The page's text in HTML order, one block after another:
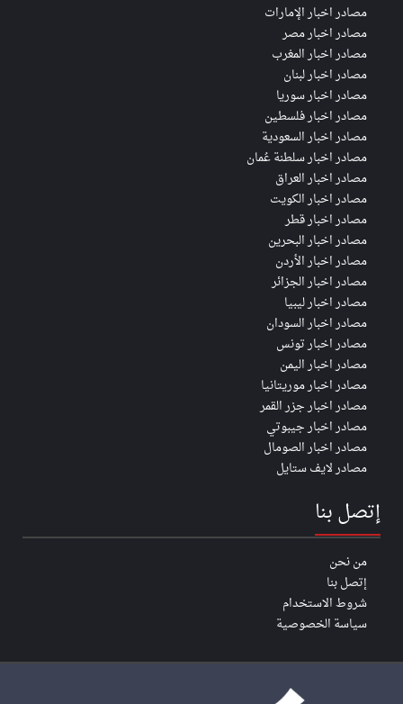
مصادر اخبار الإمارات
مصادر اخبار مصر
مصادر اخبار المغرب
مصادر اخبار لبنان
مصادر اخبار سوريا
مصادر اخبار فلسطين
مصادر اخبار السعودية
مصادر اخبار سلطنة عُمان
مصادر اخبار العراق
مصادر اخبار الكويت
مصادر اخبار قطر
مصادر اخبار البحرين
مصادر اخبار الأردن
مصادر اخبار الجزائر
مصادر اخبار ليبيا
مصادر اخبار السودان
مصادر اخبار تونس
مصادر اخبار اليمن
مصادر اخبار موريتانيا
مصادر اخبار جزر القمر
مصادر اخبار جيبوتي
مصادر اخبار الصومال
مصادر لايف ستايل
إتصل بنا
من نحن
إتصل بنا
شروط الاستخدام
سياسة الخصوصية